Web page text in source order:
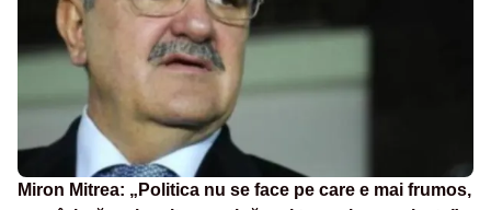
Miron Mitrea: „Politica nu se face pe care e mai frumos,